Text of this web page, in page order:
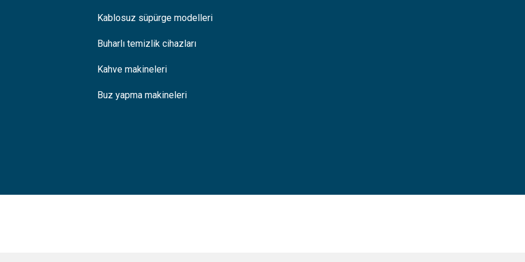
Kablosuz süpürge modelleri
Buharlı temizlik cihazları
Kahve makineleri
Buz yapma makineleri